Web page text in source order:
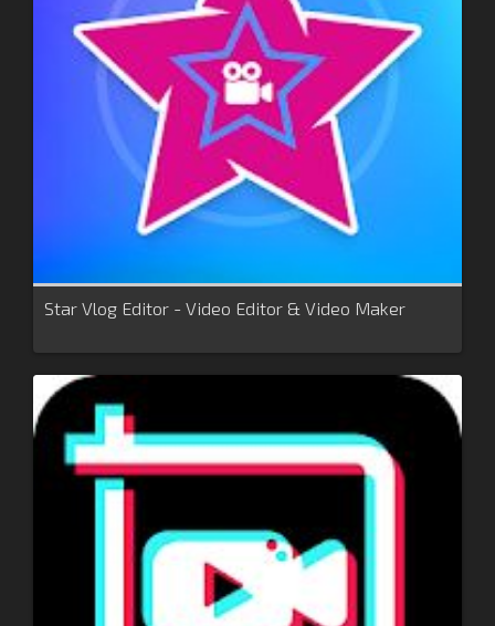
Star Vlog Editor - Video Editor & Video Maker